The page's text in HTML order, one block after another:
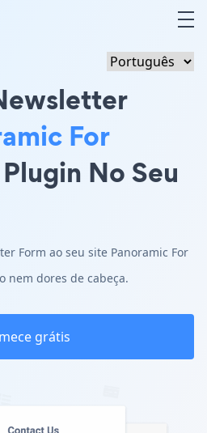
For
Plugin No Seu
Form ao seu site Panoramic For
nem dores de cabeça.
grátis